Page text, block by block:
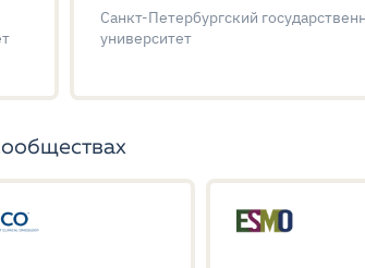
Санкт-Петербургский
университет